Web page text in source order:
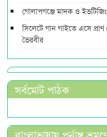
গোলাপগঞ্জে মাদক ও
সিলেটে গান গাইতে এসে
ভৈরবীর
সর্বমোট পাঠক